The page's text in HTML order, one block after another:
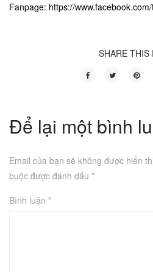
Fanpage: https://
SHARE THIS
Để lại một bình
Email của bạn sẽ không được hiển
buộc được đánh dấu *
Bình luận *